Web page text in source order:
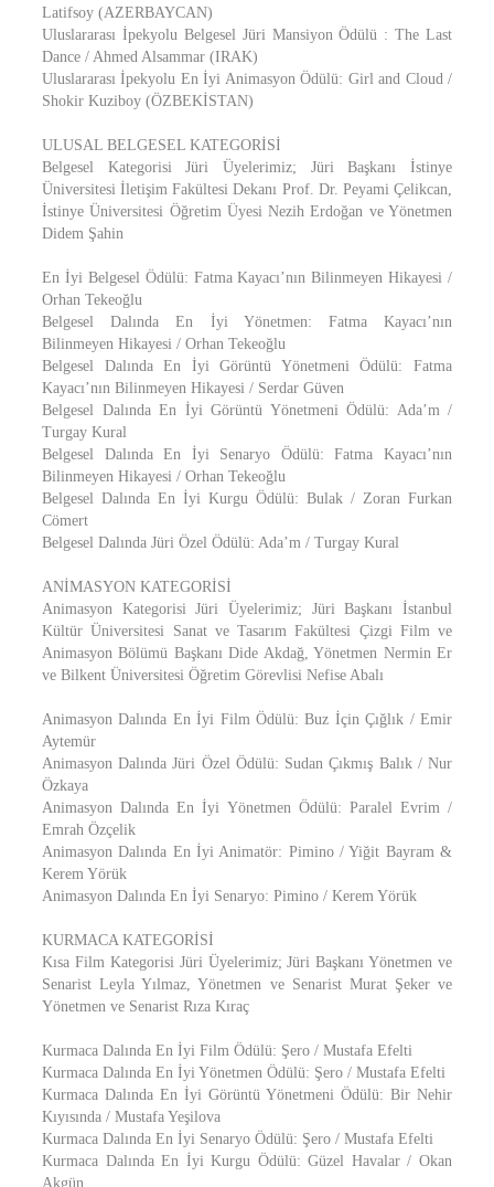
Latifsoy (AZERBAYCAN)
Uluslararası İpekyolu Belgesel Jüri Mansiyon Ödülü : The Last
Dance / Ahmed Alsammar (IRAK)
Uluslararası İpekyolu En İyi Animasyon Ödülü: Girl and Cloud /
Shokir Kuziboy (ÖZBEKİSTAN)
ULUSAL BELGESEL KATEGORİSİ
Belgesel Kategorisi Jüri Üyelerimiz; Jüri Başkanı İstinye
Üniversitesi İletişim Fakültesi Dekanı Prof. Dr. Peyami Çelikcan,
İstinye Üniversitesi Öğretim Üyesi Nezih Erdoğan ve Yönetmen
Didem Şahin
En İyi Belgesel Ödülü: Fatma Kayacı’nın Bilinmeyen Hikayesi /
Orhan Tekeoğlu
Belgesel Dalında En İyi Yönetmen: Fatma Kayacı’nın
Bilinmeyen Hikayesi / Orhan Tekeoğlu
Belgesel Dalında En İyi Görüntü Yönetmeni Ödülü: Fatma
Kayacı’nın Bilinmeyen Hikayesi / Serdar Güven
Belgesel Dalında En İyi Görüntü Yönetmeni Ödülü: Ada’m /
Turgay Kural
Belgesel Dalında En İyi Senaryo Ödülü: Fatma Kayacı’nın
Bilinmeyen Hikayesi / Orhan Tekeoğlu
Belgesel Dalında En İyi Kurgu Ödülü: Bulak / Zoran Furkan
Cömert
Belgesel Dalında Jüri Özel Ödülü: Ada’m / Turgay Kural
ANİMASYON KATEGORİSİ
Animasyon Kategorisi Jüri Üyelerimiz; Jüri Başkanı İstanbul
Kültür Üniversitesi Sanat ve Tasarım Fakültesi Çizgi Film ve
Animasyon Bölümü Başkanı Dide Akdağ, Yönetmen Nermin Er
ve Bilkent Üniversitesi Öğretim Görevlisi Nefise Abalı
Animasyon Dalında En İyi Film Ödülü: Buz İçin Çığlık / Emir
Aytemür
Animasyon Dalında Jüri Özel Ödülü: Sudan Çıkmış Balık / Nur
Özkaya
Animasyon Dalında En İyi Yönetmen Ödülü: Paralel Evrim /
Emrah Özçelik
Animasyon Dalında En İyi Animatör: Pimino / Yiğit Bayram &
Kerem Yörük
Animasyon Dalında En İyi Senaryo: Pimino / Kerem Yörük
KURMACA KATEGORİSİ
Kısa Film Kategorisi Jüri Üyelerimiz; Jüri Başkanı Yönetmen ve
Senarist Leyla Yılmaz, Yönetmen ve Senarist Murat Şeker ve
Yönetmen ve Senarist Rıza Kıraç
Kurmaca Dalında En İyi Film Ödülü: Şero / Mustafa Efelti
Kurmaca Dalında En İyi Yönetmen Ödülü: Şero / Mustafa Efelti
Kurmaca Dalında En İyi Görüntü Yönetmeni Ödülü: Bir Nehir
Kıyısında / Mustafa Yeşilova
Kurmaca Dalında En İyi Senaryo Ödülü: Şero / Mustafa Efelti
Kurmaca Dalında En İyi Kurgu Ödülü: Güzel Havalar / Okan
Akgün